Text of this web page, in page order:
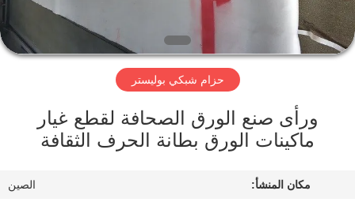
معلومات
عنا
المعمل
مراقبة
حزام شبكي بوليستر
ورأى صنع الورق الصحافة لقطع غيار
ماكينات الورق بطانة الحرف الثقافة
مكان المنشأ: الصين